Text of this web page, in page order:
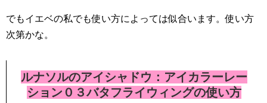
でもイエベの私でも使い方によっては似合います。使い方
次第かな。
ルナソルのアイシャドウ：アイカラーレー
ション０３バタフライウィングの使い方